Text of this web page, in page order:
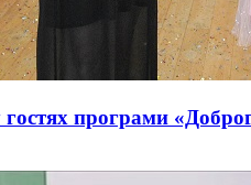
програми